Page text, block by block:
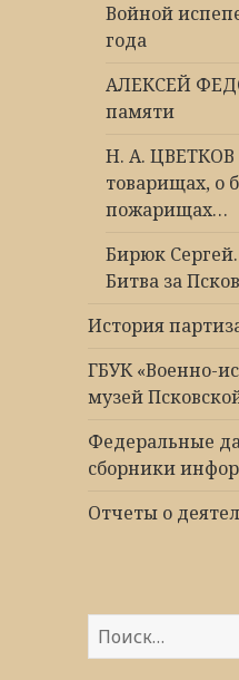
Войной
года
АЛЕКСЕЙ
памяти
Н. А. ЦВЕТКОВ
товарищах, о
пожарищах…
Бирюк
Битва за Псков
История
ГБУК «Военно-
музей
Федеральные
сборники
Отчеты о
Найти: